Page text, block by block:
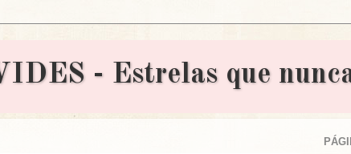
- Estrelas que